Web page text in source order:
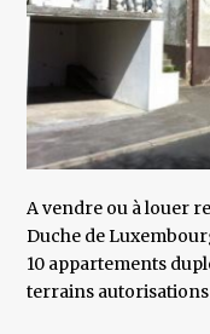
A vendre ou à louer
Duche de
10 appartements
terrains autorisations